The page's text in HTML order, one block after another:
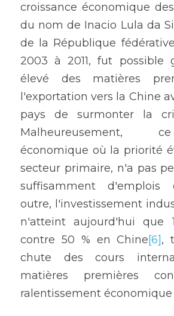
croissance économique
du nom de Inacio Lula da
de la République
2003 à 2011, fut possible
élevé des matières
l'exportation vers la Chine
pays de surmonter la
Malheureusement,
économique où la priorité
secteur primaire, n'a pas
suffisamment d'emplois
outre, l'investissement
n'atteint aujourd'hui que
contre 50 % en Chine[6],
chute des cours
matières premières
ralentissement économique